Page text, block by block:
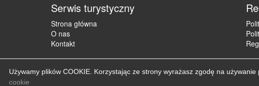
Serwis turystyczny
Strona główna
O nas
Kontakt
Copyright
Używamy plików COOKIE. Korzystając ze strony wyrażasz zgodę na
cookie